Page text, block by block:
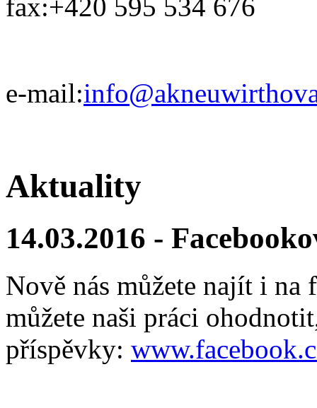
fax:+420 595 534 676
e-mail:
Aktuality
14.03.2016 -
Nově nás můžete najít i na
můžete naši práci
příspěvky: